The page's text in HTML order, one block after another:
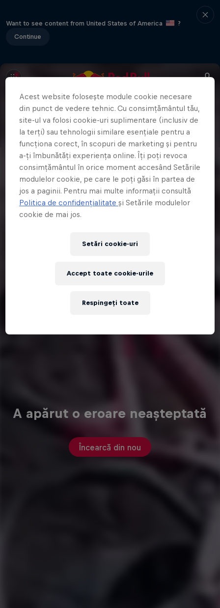
Want to see content from United States of America
?
Continue
A apărut o eroare neașteptată
Încearcă din nou
Acest website folosește module cookie necesare
din punct de vedere tehnic. Cu consimțământul tău,
site-ul va folosi cookie-uri suplimentare (inclusiv de
la terți) sau tehnologii similare esențiale pentru a
funcționa corect, în scopuri de marketing și pentru
a-ți îmbunătăți experiența online. Îți poți revoca
consimțământul în orice moment accesând Setările
modulelor cookie, pe care le poți găsi în partea de
jos a paginii. Pentru mai multe informații consultă
Politica de confidențialitateși Setările modulelor
cookie de mai jos.
Setări cookie-uri
Respingeți toate
Accept toate cookie-urile